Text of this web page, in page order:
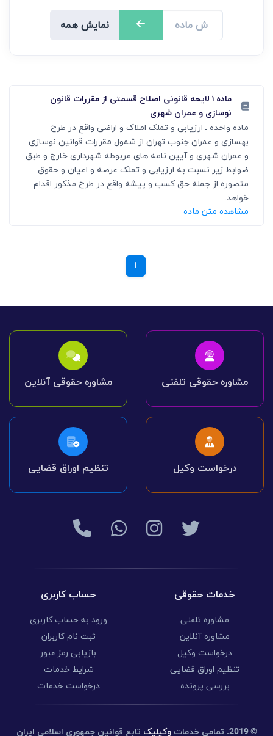
نمایش همه
ماده ۱ لایحه قانونی اصلاح قسمتی از مقررات قانون
نوسازی و عمران شهری
ماده واحده ـ ارزیابی و تملک املاک و اراضی واقع در طرح
بهسازی و عمران جنوب تهران از شمول مقررات قوانین نوسازی
و عمران شهری و آیین نامه های مربوطه شهرداری خارج و طبق
ضوابط زیر نسبت به ارزیابی و تملک عرصه و اعیان و حقوق
متصوره از جمله حق کسب و پیشه واقع در طرح مذکور اقدام
خواهد...
مشاهده متن ماده
1
مشاوره حقوقی تلفنی مشاوره حقوقی آنلاین
درخواست وکیل تنظیم اوراق قضایی
خدمات حقوقی
مشاوره تلفنی
مشاوره آنلاین
درخواست وکیل
تنظیم اوراق قضایی
بررسی پرونده
حساب کاربری
ورود به حساب کاربری
ثبت نام کاربران
بازیابی رمز عبور
شرایط خدمات
درخواست خدمات
© 2019. تمامی خدماتوکیلیک تابع قوانین جمهوری اسلامی ایران